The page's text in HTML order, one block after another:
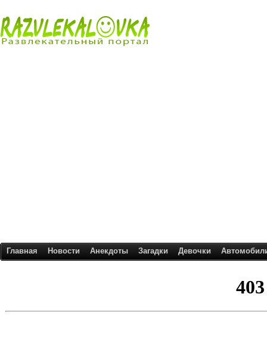
Главная Новости Анекдоты Загадки Девочки